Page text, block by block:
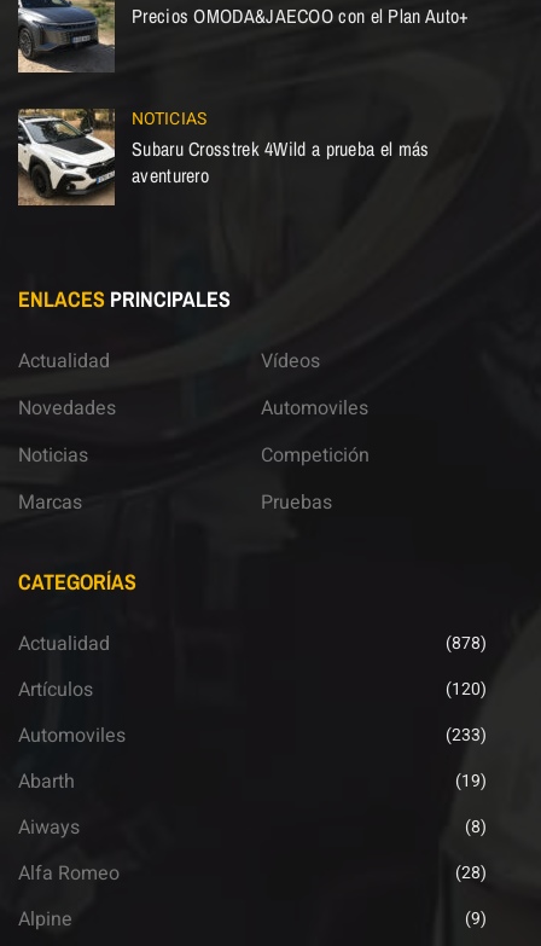
Precios OMODA&JAECOO con el Plan Auto+
NOTICIAS
Subaru Crosstrek 4Wild a prueba el más
aventurero
ENLACES PRINCIPALES
Actualidad
Novedades
Noticias
Marcas
Vídeos
Automoviles
Competición
Pruebas
CATEGORÍAS
Actualidad (878)
Artículos (120)
Automoviles (233)
Abarth (19)
Aiways (8)
Alfa Romeo (28)
Alpine (9)